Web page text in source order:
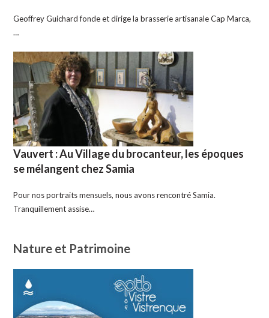
Geoffrey Guichard fonde et dirige la brasserie artisanale Cap Marca,
…
Vauvert : Au Village du brocanteur, les époques
se mélangent chez Samia
Pour nos portraits mensuels, nous avons rencontré Samia.
Tranquillement assise…
Nature et Patrimoine